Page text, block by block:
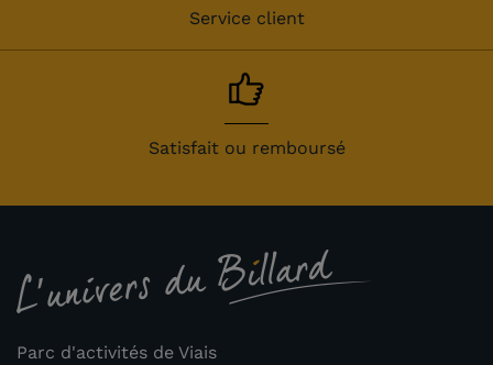
Service client
Satisfait ou remboursé
Parc d'activités de Viais